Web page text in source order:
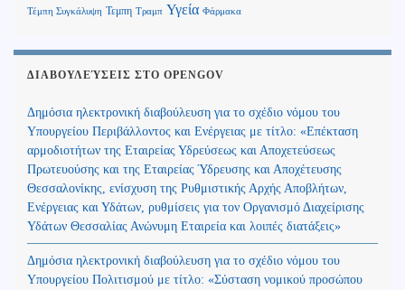
Τέμπη Συγκάλυψη Τεμπη Τραμπ Υγεία Φάρμακα
ΔΙΑΒΟΥΛΕΎΣΕΙΣ ΣΤΟ OPENGOV
Δημόσια ηλεκτρονική διαβούλευση για το σχέδιο νόμου του
Υπουργείου Περιβάλλοντος και Ενέργειας με τίτλο: «Επέκταση
αρμοδιοτήτων της Εταιρείας Υδρεύσεως και Αποχετεύσεως
Πρωτευούσης και της Εταιρείας Ύδρευσης και Αποχέτευσης
Θεσσαλονίκης, ενίσχυση της Ρυθμιστικής Αρχής Αποβλήτων,
Ενέργειας και Υδάτων, ρυθμίσεις για τον Οργανισμό Διαχείρισης
Υδάτων Θεσσαλίας Ανώνυμη Εταιρεία και λοιπές διατάξεις»
Δημόσια ηλεκτρονική διαβούλευση για το σχέδιο νόμου του
Υπουργείου Πολιτισμού με τίτλο: «Σύσταση νομικού προσώπου